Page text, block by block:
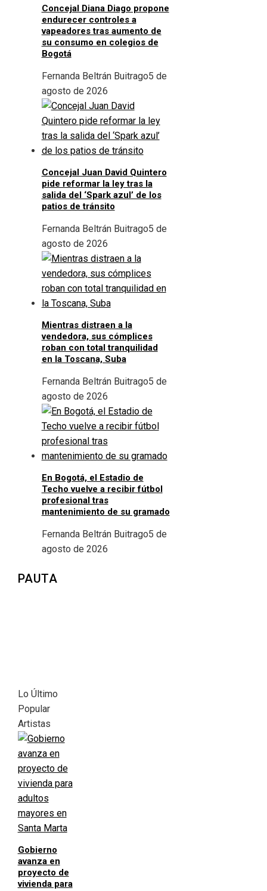
Concejal Diana Diago propone
endurecer controles a
vapeadores tras aumento de
su consumo en colegios de
Bogotá
Fernanda Beltrán Buitrago5 de
agosto de 2026
Concejal Juan David Quintero
pide reformar la ley tras la
salida del ‘Spark azul’ de los
patios de tránsito
Fernanda Beltrán Buitrago5 de
agosto de 2026
Mientras distraen a la
vendedora, sus cómplices
roban con total tranquilidad
en la Toscana, Suba
Fernanda Beltrán Buitrago5 de
agosto de 2026
En Bogotá, el Estadio de
Techo vuelve a recibir fútbol
profesional tras
mantenimiento de su gramado
Fernanda Beltrán Buitrago5 de
agosto de 2026
PAUTA
Lo Último
Popular
Artistas
Gobierno
avanza en
proyecto de
vivienda para